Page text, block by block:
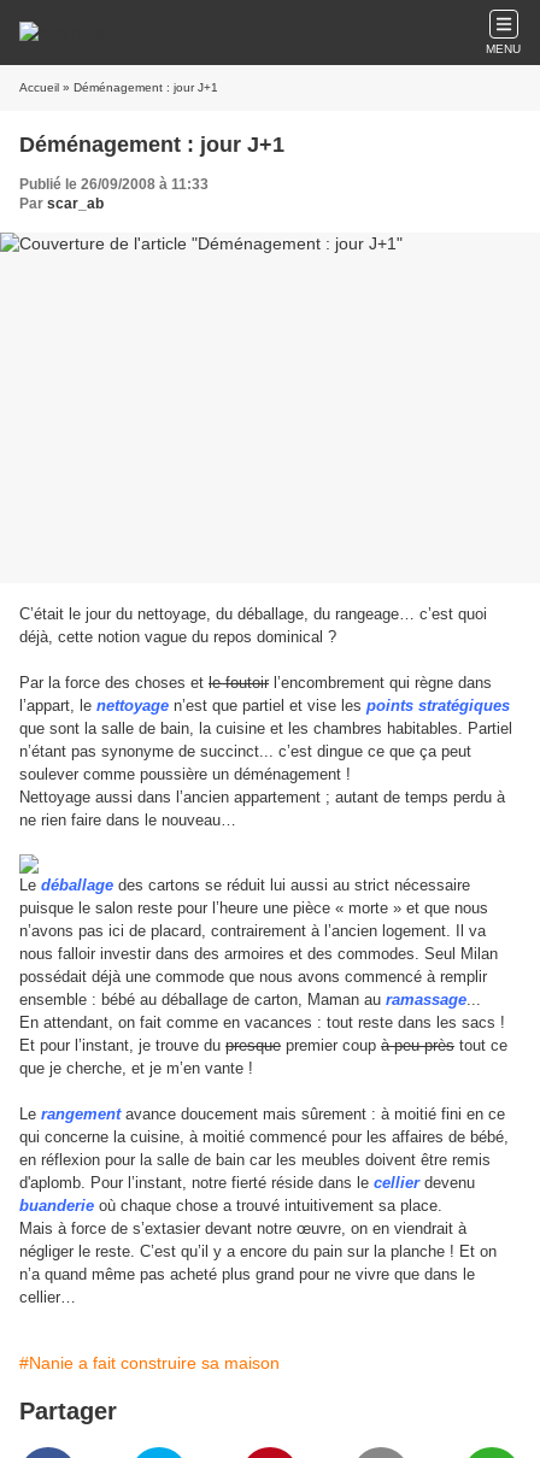
MENU
Accueil » Déménagement : jour J+1
Déménagement : jour J+1
Publié le 26/09/2008 à 11:33
Par scar_ab
C’était le jour du nettoyage, du déballage, du rangeage… c’est quoi
déjà, cette notion vague du repos dominical ?
Par la force des choses et le foutoir l’encombrement qui règne dans
l’appart, le nettoyage n’est que partiel et vise les points stratégiques
que sont la salle de bain, la cuisine et les chambres habitables. Partiel
n’étant pas synonyme de succinct... c’est dingue ce que ça peut
soulever comme poussière un déménagement !
Nettoyage aussi dans l’ancien appartement ; autant de temps perdu à
ne rien faire dans le nouveau…
Le déballage des cartons se réduit lui aussi au strict nécessaire
puisque le salon reste pour l’heure une pièce « morte » et que nous
n’avons pas ici de placard, contrairement à l’ancien logement. Il va
nous falloir investir dans des armoires et des commodes. Seul Milan
possédait déjà une commode que nous avons commencé à remplir
ensemble : bébé au déballage de carton, Maman au ramassage...
En attendant, on fait comme en vacances : tout reste dans les sacs !
Et pour l’instant, je trouve du presque premier coup à peu près tout ce
que je cherche, et je m’en vante !
Le rangementavance doucement mais sûrement : à moitié fini en ce
qui concerne la cuisine, à moitié commencé pour les affaires de bébé,
en réflexion pour la salle de bain car les meubles doivent être remis
d'aplomb. Pour l’instant, notre fierté réside dans le cellierdevenu
buanderie où chaque chose a trouvé intuitivement sa place.
Mais à force de s’extasier devant notre œuvre, on en viendrait à
négliger le reste. C’est qu’il y a encore du pain sur la planche ! Et on
n’a quand même pas acheté plus grand pour ne vivre que dans le
cellier…
#Nanie a fait construire sa maison
Partager